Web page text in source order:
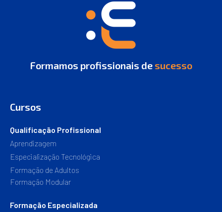
Formamos profissionais de sucesso
Cursos
Qualificação Profissional
Aprendizagem
Especialização Tecnológica
Formação de Adultos
Formação Modular
Formação Especializada